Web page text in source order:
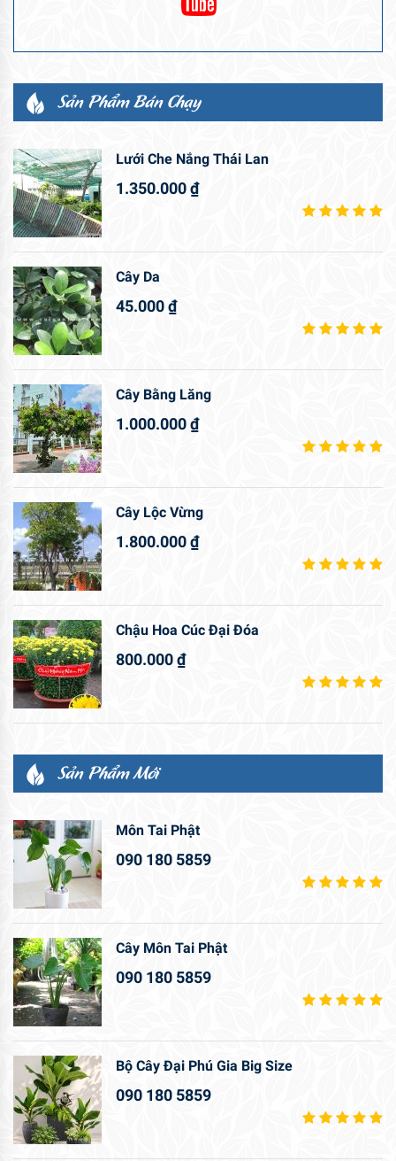
Sản Phẩm Bán Chạy
Lưới Che Nắng Thái Lan
1.350.000₫
Cây Da
45.000₫
Cây Bằng Lăng
1.000.000₫
Cây Lộc Vừng
1.800.000₫
Chậu Hoa Cúc Đại Đóa
800.000₫
Sản Phẩm Mới
Môn Tai Phật
090 180 5859
Cây Môn Tai Phật
090 180 5859
Bộ Cây Đại Phú Gia Big Size
090 180 5859